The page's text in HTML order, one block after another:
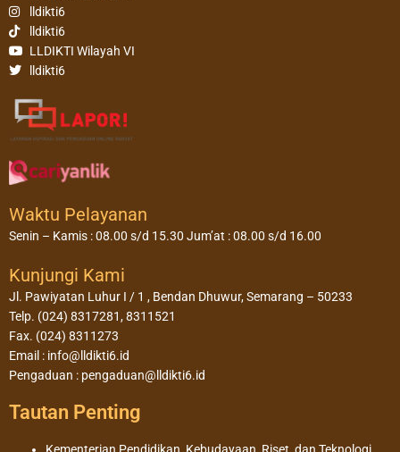
lldikti6
lldikti6
LLDIKTI Wilayah VI
lldikti6
Waktu Pelayanan
Senin – Kamis : 08.00 s/d 15.30 Jum’at : 08.00 s/d 16.00
Kunjungi Kami
Jl. Pawiyatan Luhur I / 1 , Bendan Dhuwur, Semarang – 50233
Telp. (024) 8317281, 8311521
Fax. (024) 8311273
Email : info@lldikti6.id
Pengaduan : pengaduan@lldikti6.id
Tautan Penting